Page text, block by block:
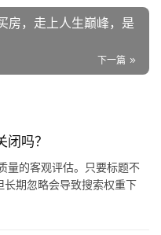
房，走上人生巅峰，是
下一篇
吗？
量的客观评估。只要标题不
长期忽略会导致搜索权重下